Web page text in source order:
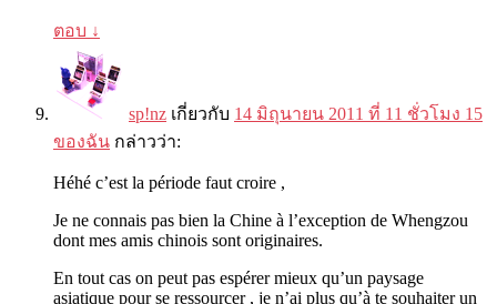
ตอบ ↓
sp!nz เกี่ยวกับ 14 มิถุนายน 2011 ที่ 11 ชั่วโมง 15
ของฉัน กล่าวว่า:
Héhé c’est la période faut croire ,
Je ne connais pas bien la Chine à l’exception de Whengzou
dont mes amis chinois sont originaires.
En tout cas on peut pas espérer mieux qu’un paysage
asiatique pour se ressourcer, je n’ai plus qu’à te souhaiter un